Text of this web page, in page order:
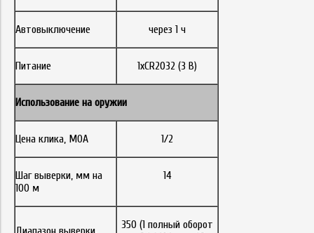
Автовыключение через 1 ч
Питание 1xCR2032 (3 В)
Использование на оружии
Цена клика, MOA 1/2
Шаг выверки, мм на
100 м
14
350 (1 полный оборот